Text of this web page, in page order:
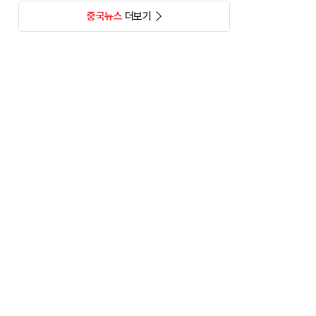
중국뉴스더보기